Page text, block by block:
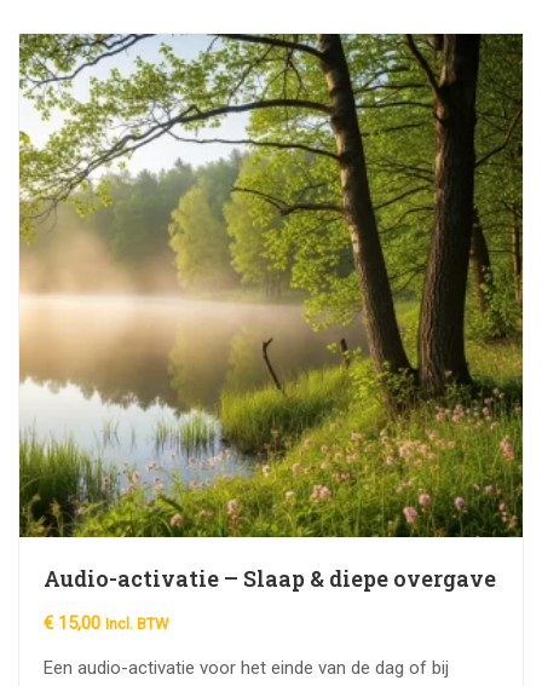
Audio-activatie – Slaap & diepe overgave
€ 15,00 Incl. BTW
Een audio-activatie voor het einde van de dag of bij